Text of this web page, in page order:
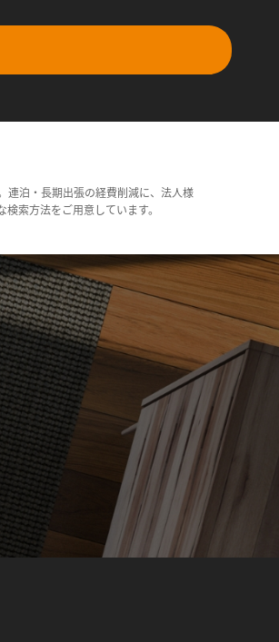
連泊・長期出張の経費削減に、法人様
索方法をご用意しています。